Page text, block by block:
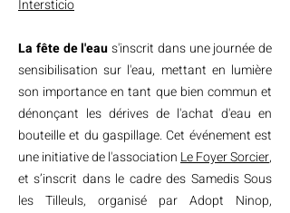
Intersticio
La fête de l'eaus'inscrit dans une journée de
sensibilisation sur l'eau, mettant en lumière
son importance en tant que bien commun et
dénonçant les dérives de l'achat d'eau en
bouteille et du gaspillage. Cet événement est
une initiative de l'association Le Foyer Sorcier,
et s’inscrit dans le cadre des Samedis Sous
les Tilleuls, organisé par Adopt Ninop,